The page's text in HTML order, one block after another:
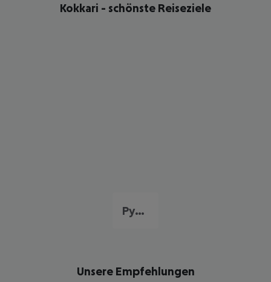
Kokkari - schönste Reiseziele
Pythagorio
Unsere Empfehlungen